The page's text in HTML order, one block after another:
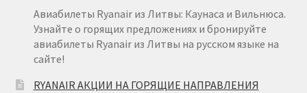
Авиабилеты Ryanair из Литвы: Каунаса и Вильнюса.
Узнайте о горящих предложениях и бронируйте
авиабилеты Ryanair из Литвы на русском языке на
сайте!
RYANAIR АКЦИИ НА ГОРЯЩИЕ НАПРАВЛЕНИЯ